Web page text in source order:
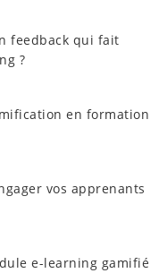
feedback qui fait
?
en formation
vos apprenants
e-learning gamifié